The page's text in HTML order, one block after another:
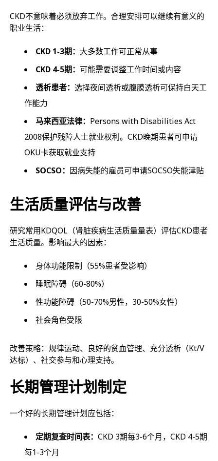
CKD不意味着必须放弃工作。合理安排可以继续有意义的
职业生活：
CKD 1-3期： 大多数工作可正常从事
CKD 4-5期： 可能需要调整工作时间或内容
透析患者： 选择夜间透析或腹膜透析可保持白天工
作能力
马来西亚法律： Persons with Disabilities Act
2008保护残障人士就业权利。CKD晚期患者可申请
OKU卡获取就业支持
SOCSO： 因病失能的雇员可申请SOCSO失能津贴
生活质量评估与改善
研究常用KDQOL（肾脏疾病生活质量量表）评估CKD患者
生活质量。影响最大的因素：
身体功能限制（55%患者受影响）
睡眠障碍（60-80%）
性功能障碍（50-70%男性，30-50%女性）
社会角色受限
改善策略：规律运动、良好的贫血管理、充分透析（Kt/V
达标）、社交参与和心理支持。
长期管理计划制定
一个好的长期管理计划应包括：
定期复查时间表： CKD 3期每3-6个月，CKD 4-5期
每1-3个月